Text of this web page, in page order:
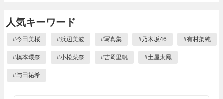
人気キーワード
#今田美桜 #浜辺美波 #写真集 #乃木坂46 #有村架純
#橋本環奈 #小松菜奈 #吉岡里帆 #土屋太鳳
#与田祐希